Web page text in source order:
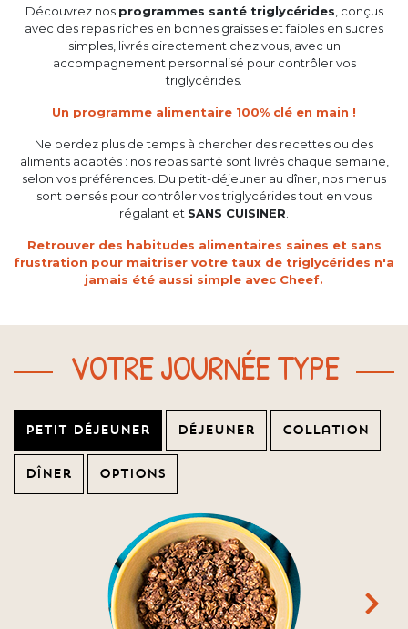
Découvrez nos programmes santé triglycérides, conçus
avec des repas riches en bonnes graisses et faibles en sucres
simples, livrés directement chez vous, avec un
accompagnement personnalisé pour contrôler vos
triglycérides.
Un programme alimentaire 100% clé en main !
Ne perdez plus de temps à chercher des recettes ou des
aliments adaptés : nos repas santé sont livrés chaque semaine,
selon vos préférences. Du petit-déjeuner au dîner, nos menus
sont pensés pour contrôler vos triglycérides tout en vous
régalant et SANS CUISINER.
Retrouver des habitudes alimentaires saines et sans
frustration pour maitriser votre taux de triglycérides n'a
jamais été aussi simple avec Cheef.
VOTRE JOURNÉE TYPE
Petit déjeuner Déjeuner Collation
Dîner Options